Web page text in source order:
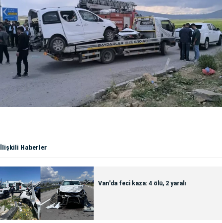
İlişkili Haberler
Van'da feci kaza: 4 ölü, 2 yaralı